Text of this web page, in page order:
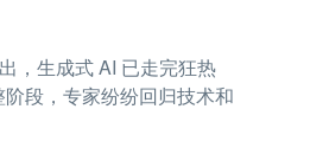
，生成式 AI 已走完狂热
段，专家纷纷回归技术和